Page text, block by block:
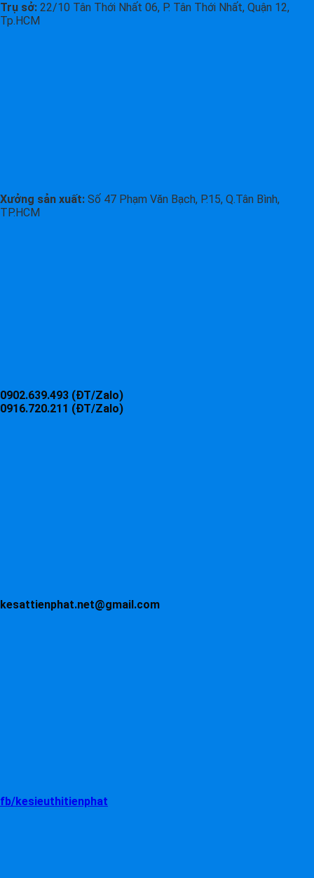
Trụ sở: 22/10 Tân Thới Nhất 06, P. Tân Thới Nhất, Quận 12,
Tp.HCM
Xưởng sản xuất: Số 47 Phạm Văn Bạch, P.15, Q.Tân Bình,
TP.HCM
0902.639.493 (ĐT/Zalo)
0916.720.211 (ĐT/Zalo)
kesattienphat.net@gmail.com
fb/kesieuthitienphat